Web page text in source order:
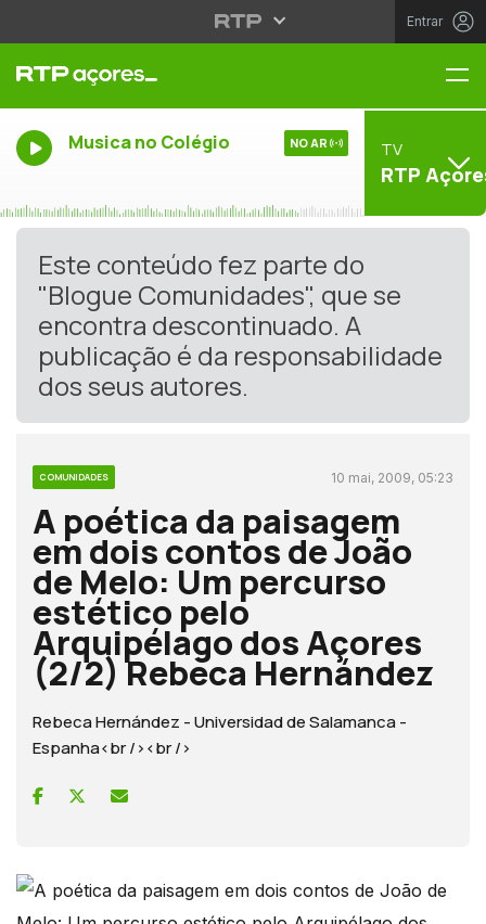
Entrar
Musica no Colégio NO AR TV
RTP
Este conteúdo fez parte do
"Blogue Comunidades", que se
encontra descontinuado. A
publicação é da responsabilidade
dos seus autores.
COMUNIDADES 10 mai, 2009, 05:23
A poética da paisagem
em dois contos de João
de Melo: Um percurso
estético pelo
Arquipélago dos Açores
(2/2) Rebeca Hernández
Rebeca Hernández - Universidad de Salamanca -
Espanha<br /><br />